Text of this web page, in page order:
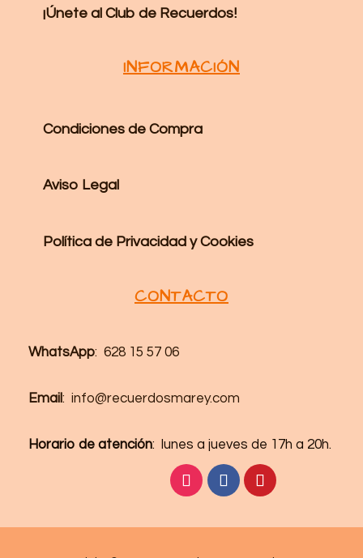
¡Únete al Club de Recuerdos!
INFORMACIÓN
Condiciones de Compra
Aviso Legal
Política de Privacidad y Cookies
CONTACTO
WhatsApp: 628 15 57 06
Email: info@recuerdosmarey.com
Horario de atención: lunes a jueves de 17h a 20h.